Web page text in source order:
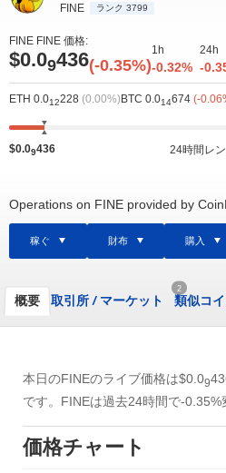
FINE ランク 3799
FINE FINE 価格:
$0.09436(-0.35%)
1h
-0.32%
24h
-
ETH 0.012228 (0.00%) BTC 0.014674 (-
$0.09436 24時間レ
Operations on FINE provided by
稼ぐ 財布 購入
概要 取引所 /マーケット
2
類似コ
本日のFINEのライブ価格は$0.09
です。FINEは過去24時間で-0.35%
価格チャート